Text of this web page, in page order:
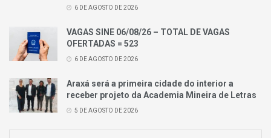
6 DE AGOSTO DE 2026
VAGAS SINE 06/08/26 – TOTAL DE VAGAS
OFERTADAS = 523
6 DE AGOSTO DE 2026
Araxá será a primeira cidade do interior a
receber projeto da Academia Mineira de Letras
5 DE AGOSTO DE 2026